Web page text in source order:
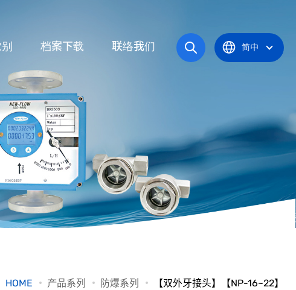
统
系统
反应炉
罐系统
眼器
档案下载
操作手册
产品型录
认证证书
联络我们 简中
HOME 产品系列 防爆系列 【双外牙接头】【NP-16~22】